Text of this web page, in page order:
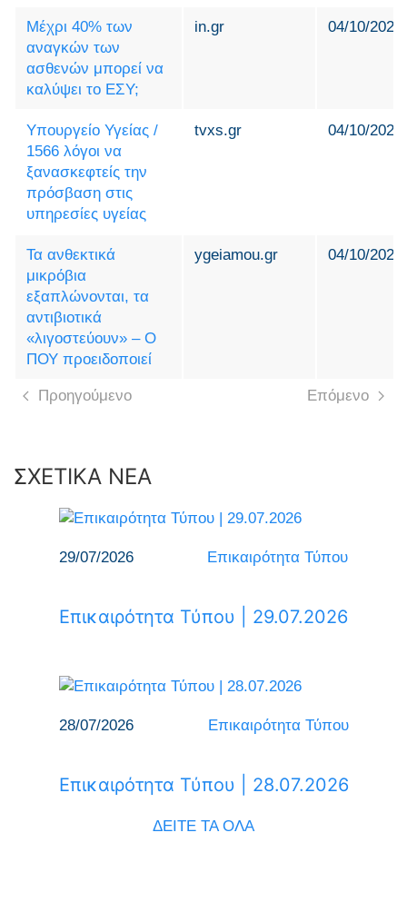
Μέχρι 40% των
αναγκών των
ασθενών μπορεί να
καλύψει το ΕΣΥ;
in.gr 04/10/2025
Υπουργείο Υγείας /
1566 λόγοι να
ξανασκεφτείς την
πρόσβαση στις
υπηρεσίες υγείας
tvxs.gr 04/10/2025
Τα ανθεκτικά
μικρόβια
εξαπλώνονται, τα
αντιβιοτικά
«λιγοστεύουν» – Ο
ΠΟΥ προειδοποιεί
ygeiamou.gr 04/10/2025
Προηγούμενο Επόμενο
ΣΧΕΤΙΚΑ ΝΕΑ
29/07/2026 Επικαιρότητα Τύπου
Επικαιρότητα Τύπου | 29.07.2026
28/07/2026 Επικαιρότητα Τύπου
Επικαιρότητα Τύπου | 28.07.2026
ΔΕΙΤΕ ΤΑ ΟΛΑ